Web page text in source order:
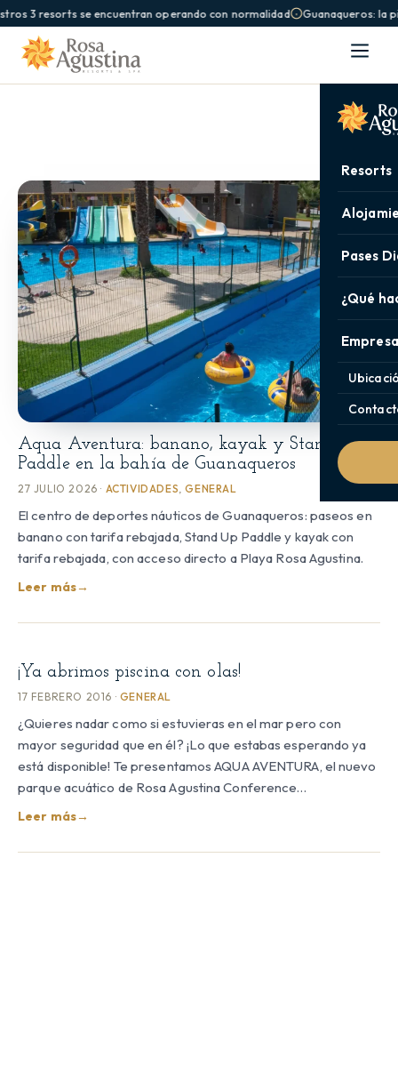
3 resorts se encuentran operando con normalidad Guanaqueros: la
Resorts
Pases
¿Qué
Aqua Aventura: banano, kayak y Stand Up
Paddle en la bahía de Guanaqueros
27 JULIO 2026 · ACTIVIDADES ,GENERAL
El centro de deportes náuticos de Guanaqueros: paseos en
banano con tarifa rebajada, Stand Up Paddle y kayak con
tarifa rebajada, con acceso directo a Playa Rosa Agustina.
Leer más→
¡Ya abrimos piscina con olas!
17 FEBRERO 2016 · GENERAL
¿Quieres nadar como si estuvieras en el mar pero con
mayor seguridad que en él? ¡Lo que estabas esperando ya
está disponible! Te presentamos AQUA AVENTURA, el nuevo
parque acuático de Rosa Agustina Conference…
Leer más→